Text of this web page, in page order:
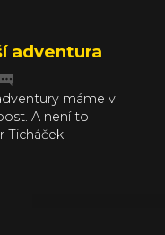
adventura
máme v
A není to
Ticháček
ale